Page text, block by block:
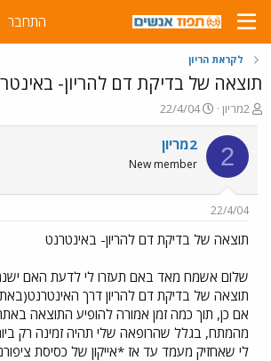
התחבר
לקראת הריון
תוצאה של בדיקת דם להריון-
פ
ו
ת
ח
ה
ש
א
2מריון
פ
ו
ר
ם
ר
22/4/04
2 2מריון
New member
22/4/04
תוצאה של בדיקת דם להריון- באינטרנט
שלום אשמח מאד באם תעזרו לי לדעת האם
תוצאה של בדיקת דם להריון דרך
אם כן, תוך כמה זמן אמורה להופיע התוצאה
מהמתח, בגלל שהרופאה שלי תהיה זמינה רק
לי שאחזיק מעמד עד אז *אייקון של כסיסת